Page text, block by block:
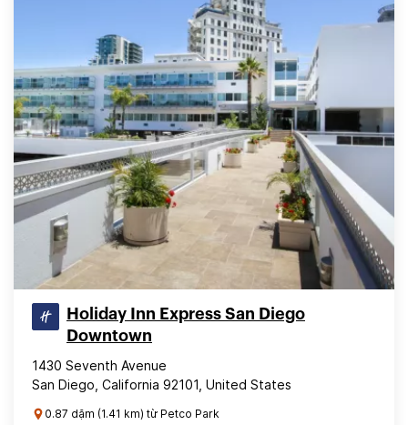
Holiday Inn Express San Diego
Downtown
1430 Seventh Avenue
San Diego, California 92101, United States
0.87 dặm (1.41 km) từ Petco Park